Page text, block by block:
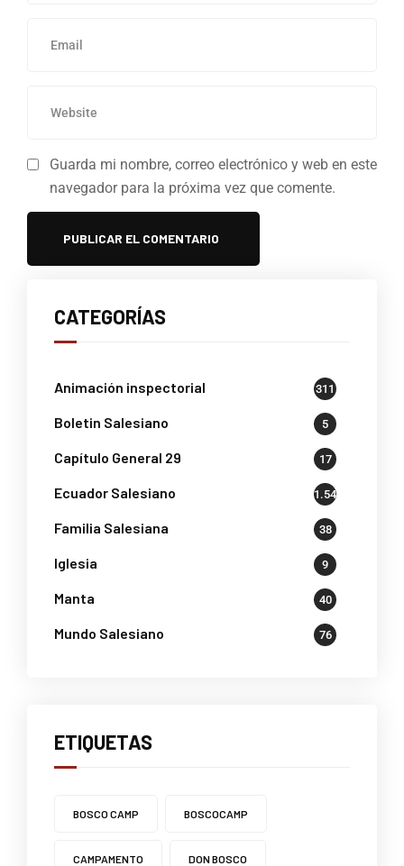
Guarda mi nombre, correo electrónico y web en este
navegador para la próxima vez que comente.
CATEGORÍAS
Animación inspectorial 311
Boletin Salesiano 5
Capítulo General 29 17
Ecuador Salesiano 1.541
Familia Salesiana 38
Iglesia 9
Manta 40
Mundo Salesiano 76
ETIQUETAS
BOSCO CAMP BOSCOCAMP
CAMPAMENTO DON BOSCO